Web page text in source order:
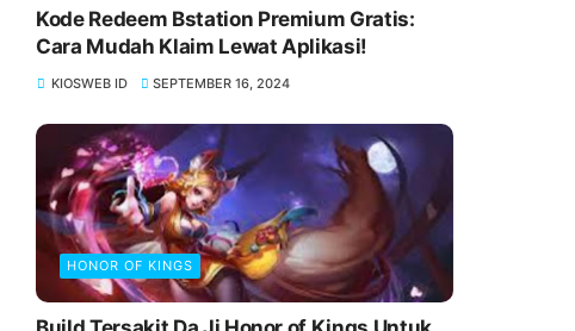
Kode Redeem Bstation Premium Gratis:
Cara Mudah Klaim Lewat Aplikasi!
KIOSWEB ID SEPTEMBER 16, 2024
HONOR OF KINGS